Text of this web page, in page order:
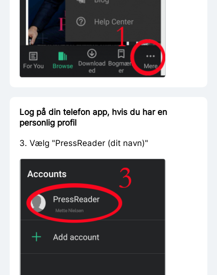
Log på din telefon app, hvis du har en
personlig profil
3. Vælg "PressReader (dit navn)"